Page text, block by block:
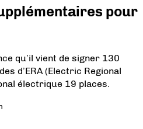
pour
qu’il vient de signer 130
d’ERA (Electric Regional
électrique 19 places.